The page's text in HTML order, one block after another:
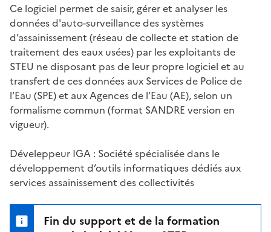
Ce logiciel permet de saisir, gérer et analyser les
données d'auto-surveillance des systèmes
d’assainissement (réseau de collecte et station de
traitement des eaux usées) par les exploitants de
STEU ne disposant pas de leur propre logiciel et au
transfert de ces données aux Services de Police de
l’Eau (SPE) et aux Agences de l’Eau (AE), selon un
formalisme commun (format SANDRE version en
vigueur).
Déveleppeur IGA : Société spécialisée dans le
développement d’outils informatiques dédiés aux
services assainissement des collectivités
Fin du support et de la formation